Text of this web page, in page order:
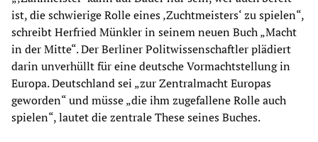
ist, die schwierige Rolle eines ‚Zuchtmeisters‘ zu spielen“,
schreibt Herfried Münkler in seinem neuen Buch „Macht
in der Mitte“. Der Berliner Politwissenschaftler plädiert
darin unverhüllt für eine deutsche Vormachtstellung in
Europa. Deutschland sei „zur Zentralmacht Europas
geworden“ und müsse „die ihm zugefallene Rolle auch
spielen“, lautet die zentrale These seines Buches.